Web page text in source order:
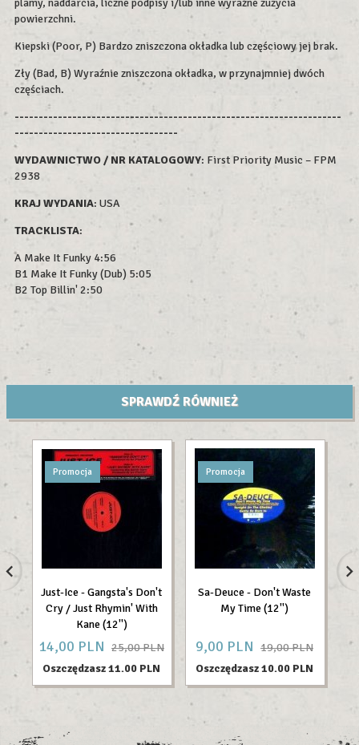
plamy, naddarcia, liczne podpisy i/lub inne wyraźne zużycia
powierzchni.
Kiepski (Poor, P) Bardzo zniszczona okładka lub częściowy jej brak.
Zły (Bad, B) Wyraźnie zniszczona okładka, w przynajmniej dwóch
częściach.
--------------------------------------------------------------------
----------------------------------
WYDAWNICTWO / NR KATALOGOWY: First Priority Music – FPM
2938
KRAJ WYDANIA: USA
TRACKLISTA:
A Make It Funky 4:56
B1 Make It Funky (Dub) 5:05
B2 Top Billin' 2:50
SPRAWDŹ RÓWNIEŻ
Promocja
Just-Ice - Gangsta's Don't
Cry / Just Rhymin' With
Kane (12'')
14,00 PLN 25,00 PLN
Oszczędzasz 11.00 PLN
Promocja
Sa-Deuce - Don't Waste
My Time (12'')
9,00 PLN 19,00 PLN
Oszczędzasz 10.00 PLN